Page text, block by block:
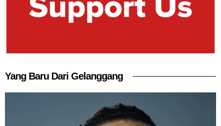
Yang Baru Dari Gelanggang